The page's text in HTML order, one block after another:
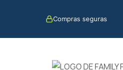
Compras seguras